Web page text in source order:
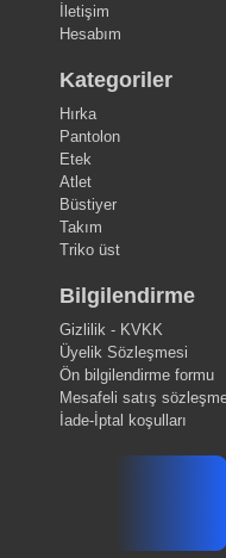
İletişim
Hesabım
Kategoriler
Hırka
Pantolon
Etek
Atlet
Büstiyer
Takım
Triko üst
Bilgilendirme
Gizlilik - KVKK
Üyelik Sözleşmesi
Ön bilgilendirme formu
Mesafeli satış
İade-İptal koşulları